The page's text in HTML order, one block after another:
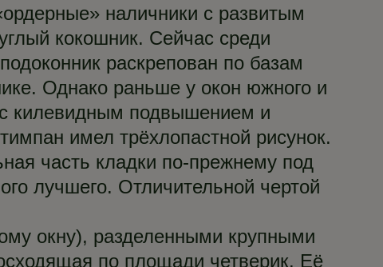
наличники с развитым
кокошник. Сейчас среди
раскрепован по базам
Однако раньше у окон южного и
килевидным подвышением и
имел трёхлопастной рисунок.
часть кладки по-прежнему под
лучшего. Отличительной чертой
окну), разделенными крупными
по площади четверик. Её